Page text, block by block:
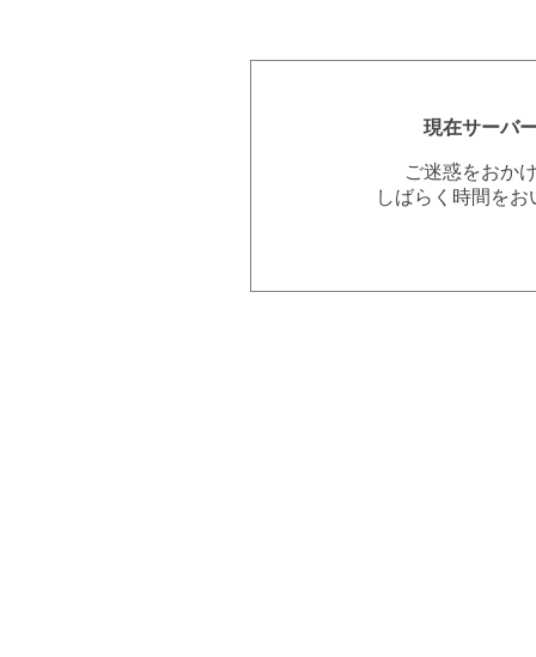
現在サーバ
ご迷惑をおか
しばらく時間を